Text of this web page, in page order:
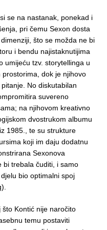
se na nastanak, ponekad i
pri čemu Sexon dosta
što se možda ne bi
i bendu najistaknutijima
umijeću tzv. storytellinga u
dok je njihovo
No diskutabilan
suvereno
na njihovom kreativno
dvostrukom albumu
iz 1985., te su strukture
koji im daju dodatnu
Sexonova
bi trebala čuditi, i samo
bio optimalni spoj
Kontić nije naročito
temu postaviti